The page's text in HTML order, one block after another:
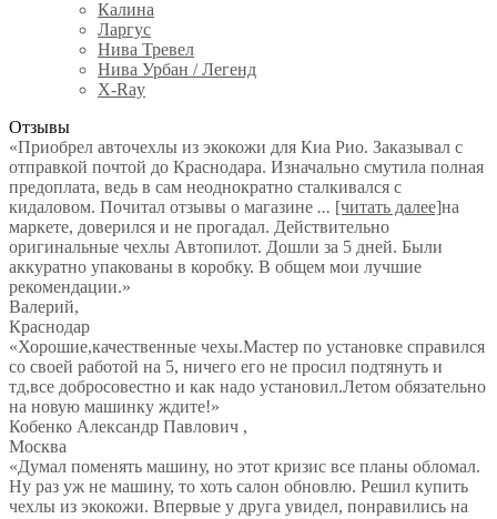
Калина
Ларгус
Нива Тревел
Нива Урбан / Легенд
X-Ray
Отзывы
«Приобрел авточехлы из экокожи для Киа Рио. Заказывал с
отправкой почтой до Краснодара. Изначально смутила полная
предоплата, ведь в сам неоднократно сталкивался с
кидаловом. Почитал отзывы о магазине ... [читать далее]на
маркете, доверился и не прогадал. Действительно
оригинальные чехлы Автопилот. Дошли за 5 дней. Были
аккуратно упакованы в коробку. В общем мои лучшие
рекомендации.»
Валерий,
Краснодар
«Хорошие,качественные чехы.Мастер по установке справился
со своей работой на 5, ничего его не просил подтянуть и
тд,все добросовестно и как надо установил.Летом обязательно
на новую машинку ждите!»
Кобенко Александр Павлович ,
Москва
«Думал поменять машину, но этот кризис все планы обломал.
Ну раз уж не машину, то хоть салон обновлю. Решил купить
чехлы из экокожи. Впервые у друга увидел, понравились на